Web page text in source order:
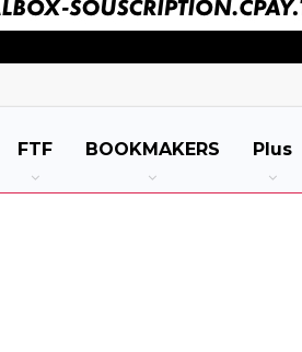
FTF BOOKMAKERS Plus